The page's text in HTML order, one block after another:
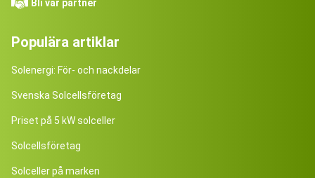
Bli vår partner
Populära artiklar
Solenergi: För- och nackdelar
Svenska Solcellsföretag
Priset på 5 kW solceller
Solcellsföretag
Solceller på marken